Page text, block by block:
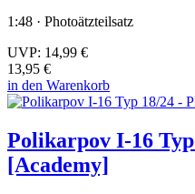
1:48 · Photoätzteilsatz
UVP: 14,99 €
13,95 €
in den Warenkorb
Polikarpov I-16
[Academy]